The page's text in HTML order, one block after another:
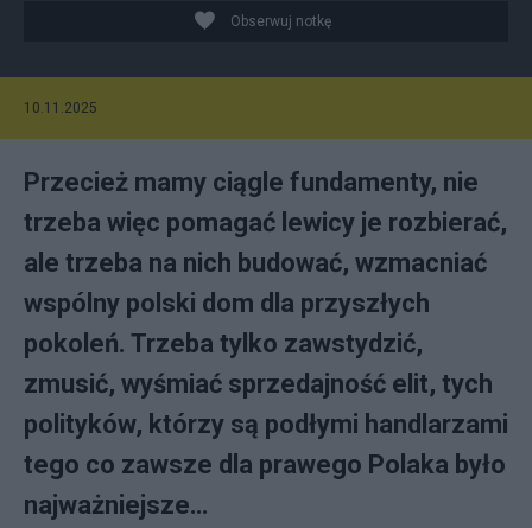
Obserwuj notkę
10.11.2025
Przecież mamy ciągle fundamenty, nie
trzeba więc pomagać lewicy je rozbierać,
ale trzeba na nich budować, wzmacniać
wspólny polski dom dla przyszłych
pokoleń. Trzeba tylko zawstydzić,
zmusić, wyśmiać sprzedajność elit, tych
polityków, którzy są podłymi handlarzami
tego co zawsze dla prawego Polaka było
najważniejsze…